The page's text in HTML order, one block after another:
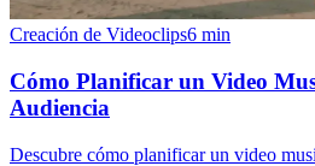
Creación de Videoclips6 min
Cómo Planificar un Video
Audiencia
Descubre cómo planificar un video